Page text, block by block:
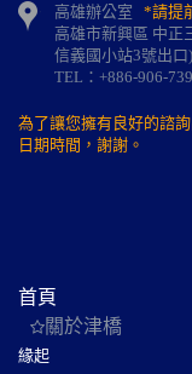
高雄辦公室 *請提
高雄市新興區 中正
信義國小站3號出口)
TEL：+886-906-
為了讓您擁有良好的諮
日期時間，謝謝。
首頁
關於津橋
緣起